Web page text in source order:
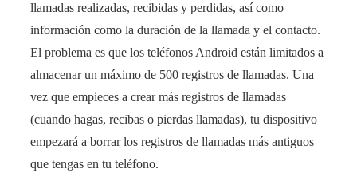
llamadas realizadas, recibidas y perdidas, así como
información como la duración de la llamada y el contacto.
El problema es que los teléfonos Android están limitados a
almacenar un máximo de 500 registros de llamadas. Una
vez que empieces a crear más registros de llamadas
(cuando hagas, recibas o pierdas llamadas), tu dispositivo
empezará a borrar los registros de llamadas más antiguos
que tengas en tu teléfono.